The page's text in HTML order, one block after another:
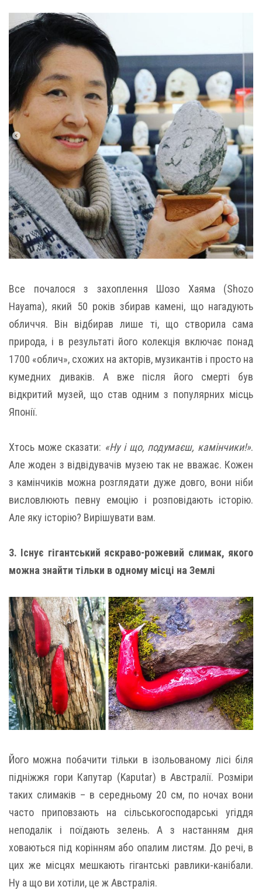
Все почалося з захоплення Шозо Хаяма (Shozo
Hayama), який 50 років збирав камені, що нагадують
обличчя. Він відбирав лише ті, що створила сама
природа, і в результаті його колекція включає понад
1700 «облич», схожих на акторів, музикантів і просто на
кумедних диваків. А вже після його смерті був
відкритий музей, що став одним з популярних місць
Японії.
Хтось може сказати: «Ну і що, подумаєш, камінчики!».
Але жоден з відвідувачів музею так не вважає. Кожен
з камінчиків можна розглядати дуже довго, вони ніби
висловлюють певну емоцію і розповідають історію.
Але яку історію? Вирішувати вам.
3. Існує гігантський яскраво-рожевий слимак, якого
можна знайти тільки в одному місці на Землі
Його можна побачити тільки в ізольованому лісі біля
підніжжя гори Капутар (Kaputar) в Австралії. Розміри
таких слимаків – в середньому 20 см, по ночах вони
часто приповзають на сільськогосподарські угіддя
неподалік і поїдають зелень. А з настанням дня
ховаються під корінням або опалим листям. До речі, в
цих же місцях мешкають гігантські равлики-канібали.
Ну а що ви хотіли, це ж Австралія.